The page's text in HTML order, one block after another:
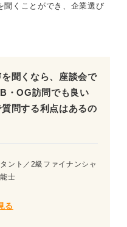
聞くことができ、企業選び
聞くなら、座談会で
・OG訪問でも良い
問する利点はあるの
ント／2級ファイナンシャ
士
る